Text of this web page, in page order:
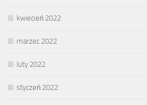
kwiecień 2022
marzec 2022
luty 2022
styczeń 2022